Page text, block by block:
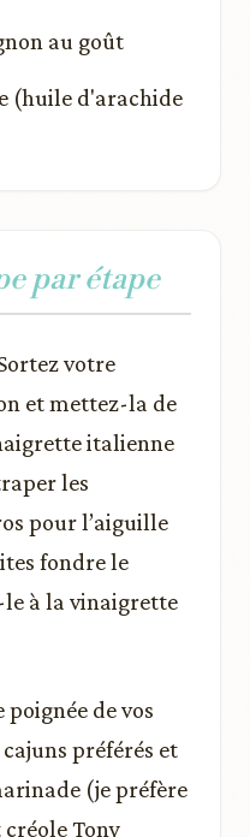
au goût
(huile d'arachide
par étape
votre
et mettez-la de
italienne
les
pour l’aiguille
fondre le
à la vinaigrette
poignée de vos
préférés et
(je préfère
créole Tony